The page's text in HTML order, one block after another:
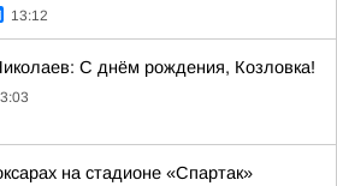
13:12
С днём рождения, Козловка!
на стадионе «Спартак»